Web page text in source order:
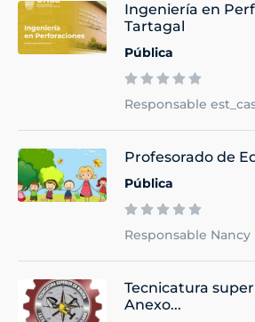
Ingeniería en
Tartagal
Pública
Responsable
Profesorado de
Pública
Responsable Nancy
Tecnicatura
Anexo...